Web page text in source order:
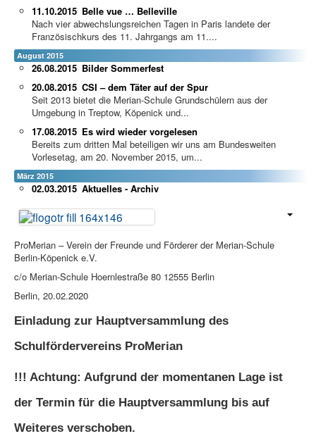
Belle vue … Belleville
11.10.2015
Nach vier abwechslungsreichen Tagen in Paris landete der
Französischkurs des 11. Jahrgangs am 11....
August 2015
Bilder Sommerfest
26.08.2015
CSI – dem Täter auf der Spur
20.08.2015
Seit 2013 bietet die Merian-Schule Grundschülern aus der
Umgebung in Treptow, Köpenick und...
Es wird wieder vorgelesen
17.08.2015
Bereits zum dritten Mal beteiligen wir uns am Bundesweiten
Vorlesetag, am 20. November 2015, um...
März 2015
Aktuelles - Archiv
02.03.2015
ProMerian – Verein der Freunde und Förderer der Merian-Schule
Berlin-Köpenick e.V.
c/o Merian-Schule Hoernlestraße 80 12555 Berlin
Berlin, 20.02.2020
Einladung zur Hauptversammlung des
Schulfördervereins ProMerian
!!! Achtung: Aufgrund der momentanen Lage ist
der Termin für die Hauptversammlung bis auf
Weiteres verschoben.